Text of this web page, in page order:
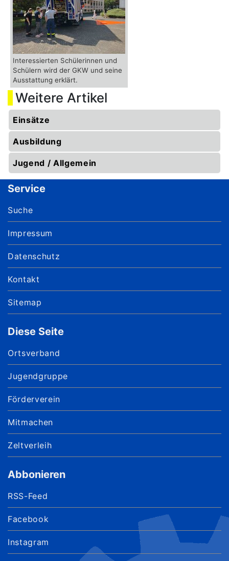
Interessierten Schülerinnen und
Schülern wird der GKW und seine
Ausstattung erklärt.
Weitere Artikel
Einsätze
Ausbildung
Jugend / Allgemein
Service
Suche
Impressum
Datenschutz
Kontakt
Sitemap
Diese Seite
Ortsverband
Jugendgruppe
Förderverein
Mitmachen
Zeltverleih
Abbonieren
RSS-Feed
Facebook
Instagram